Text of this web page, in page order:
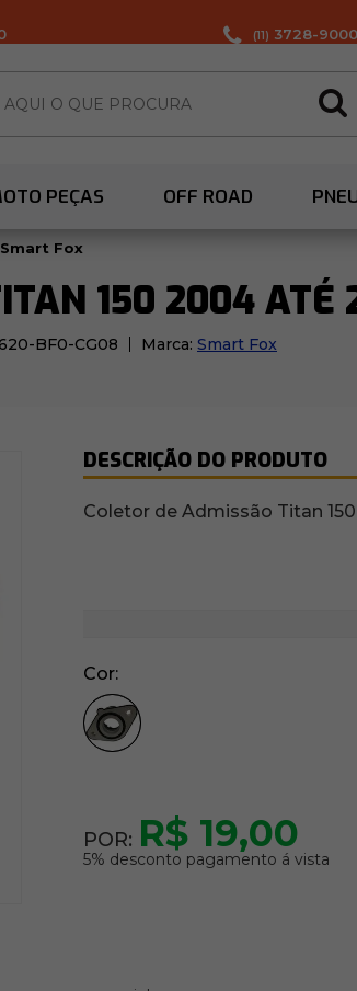
(11) 3728-9000
PEÇAS OFF ROAD
Fox
150 2004
BF0-CG08 Marca: Smart Fox
DESCRIÇÃO DO PRODUTO
Coletor de Admissão Titan
Cor
POR: R$ 19,00
5% desconto pagamento á vista